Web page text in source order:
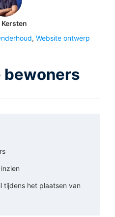
Kersten
, Website ontwerp
bewoners
tijdens het plaatsen van